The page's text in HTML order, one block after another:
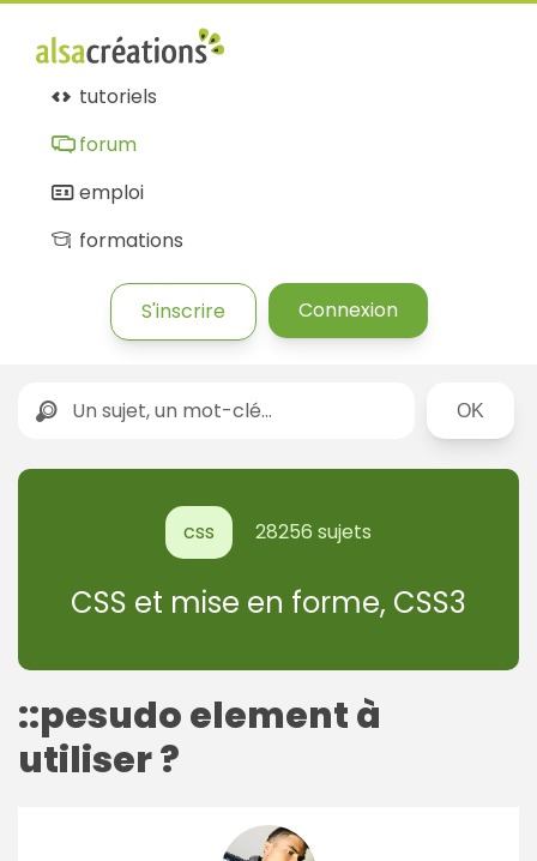
tutoriels
forum
emploi
formations
S'inscrire Connexion
Rechercher
css 28256 sujets
CSS et mise en forme, CSS3
::pesudo element à
utiliser ?